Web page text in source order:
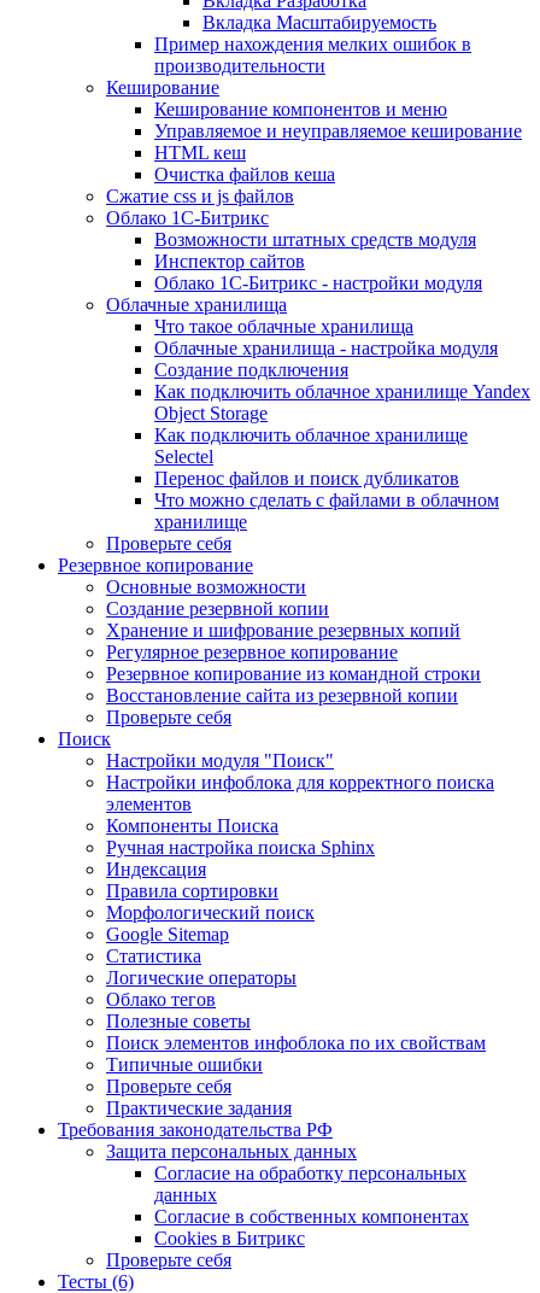
Вкладка Масштабируемость
Пример нахождения мелких ошибок в
производительности
Кеширование
Кеширование компонентов и меню
Управляемое и неуправляемое кеширование
HTML кеш
Очистка файлов кеша
Сжатие css и js файлов
Облако 1С-Битрикс
Возможности штатных средств модуля
Инспектор сайтов
Облако 1С-Битрикс - настройки модуля
Облачные хранилища
Что такое облачные хранилища
Облачные хранилища - настройка модуля
Создание подключения
Как подключить облачное хранилище Yandex
Object Storage
Как подключить облачное хранилище
Selectel
Перенос файлов и поиск дубликатов
Что можно сделать с файлами в облачном
хранилище
Проверьте себя
Резервное копирование
Основные возможности
Создание резервной копии
Хранение и шифрование резервных копий
Регулярное резервное копирование
Резервное копирование из командной строки
Восстановление сайта из резервной копии
Проверьте себя
Поиск
Настройки модуля "Поиск"
Настройки инфоблока для корректного поиска
элементов
Компоненты Поиска
Ручная настройка поиска Sphinx
Индексация
Правила сортировки
Морфологический поиск
Google Sitemap
Статистика
Логические операторы
Облако тегов
Полезные советы
Поиск элементов инфоблока по их свойствам
Типичные ошибки
Проверьте себя
Практические задания
Требования законодательства РФ
Защита персональных данных
Согласие на обработку персональных
данных
Согласие в собственных компонентах
Cookies в Битрикс
Проверьте себя
Тесты (6)